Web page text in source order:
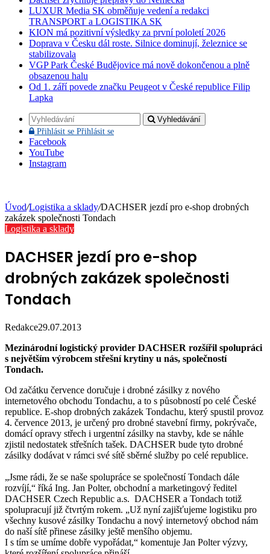
LUXUR Media SK obměňuje vedení a redakci
TRANSPORT a LOGISTIKA SK
KION má pozitivní výsledky za první pololetí 2026
Doprava v Česku dál roste. Silnice dominují, železnice se
stabilizovala
VGP Park České Budějovice má nově dokončenou a plně
obsazenou halu
Od 1. září povede značku Peugeot v České republice Filip
Lapka
Vyhledávání
Přihlásit se Přihlásit se
Facebook
YouTube
Instagram
Úvod/Logistika a sklady/DACHSER jezdí pro e-shop drobných
zakázek společnosti Tondach
Logistika a sklady
DACHSER jezdí pro e-shop
drobných zakázek společnosti
Tondach
Redakce29.07.2013
Mezinárodní logistický provider DACHSER rozšířil spolupráci
s největším výrobcem střešní krytiny u nás, společností
Tondach.
Od začátku července doručuje i drobné zásilky z nového
internetového obchodu Tondachu, a to s působností po celé České
republice. E-shop drobných zakázek Tondachu, který spustil provoz
4. července 2013, je určený pro drobné stavební firmy, pokrývače,
domácí opravy střech i urgentní zásilky na stavby, kde se náhle
zjistil nedostatek střešních tašek. DACHSER bude tyto drobné
zásilky dodávat v rámci své sítě sběrné služby po celé republice.
„Jsme rádi, že se naše spolupráce se společností Tondach dále
rozvíjí,“ říká Ing. Jan Polter, obchodní a marketingový ředitel
DACHSER Czech Republic a.s. DACHSER a Tondach totiž
spolupracují již čtvrtým rokem. „Už nyní zajišťujeme logistiku pro
všechny kusové zásilky Tondachu a nový internetový obchod nám
do naší sítě přinese zásilky ještě menšího objemu.
I s tím se umíme dobře vypořádat,“ komentuje Jan Polter výzvy,